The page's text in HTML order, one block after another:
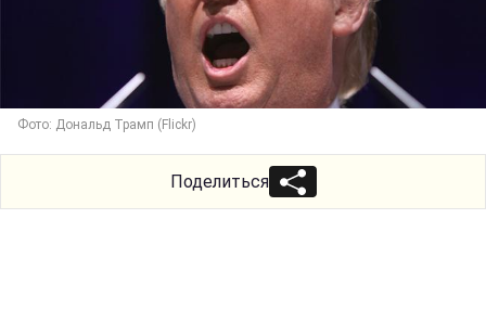
Фото: Дональд Трамп (Flickr)
Поделиться